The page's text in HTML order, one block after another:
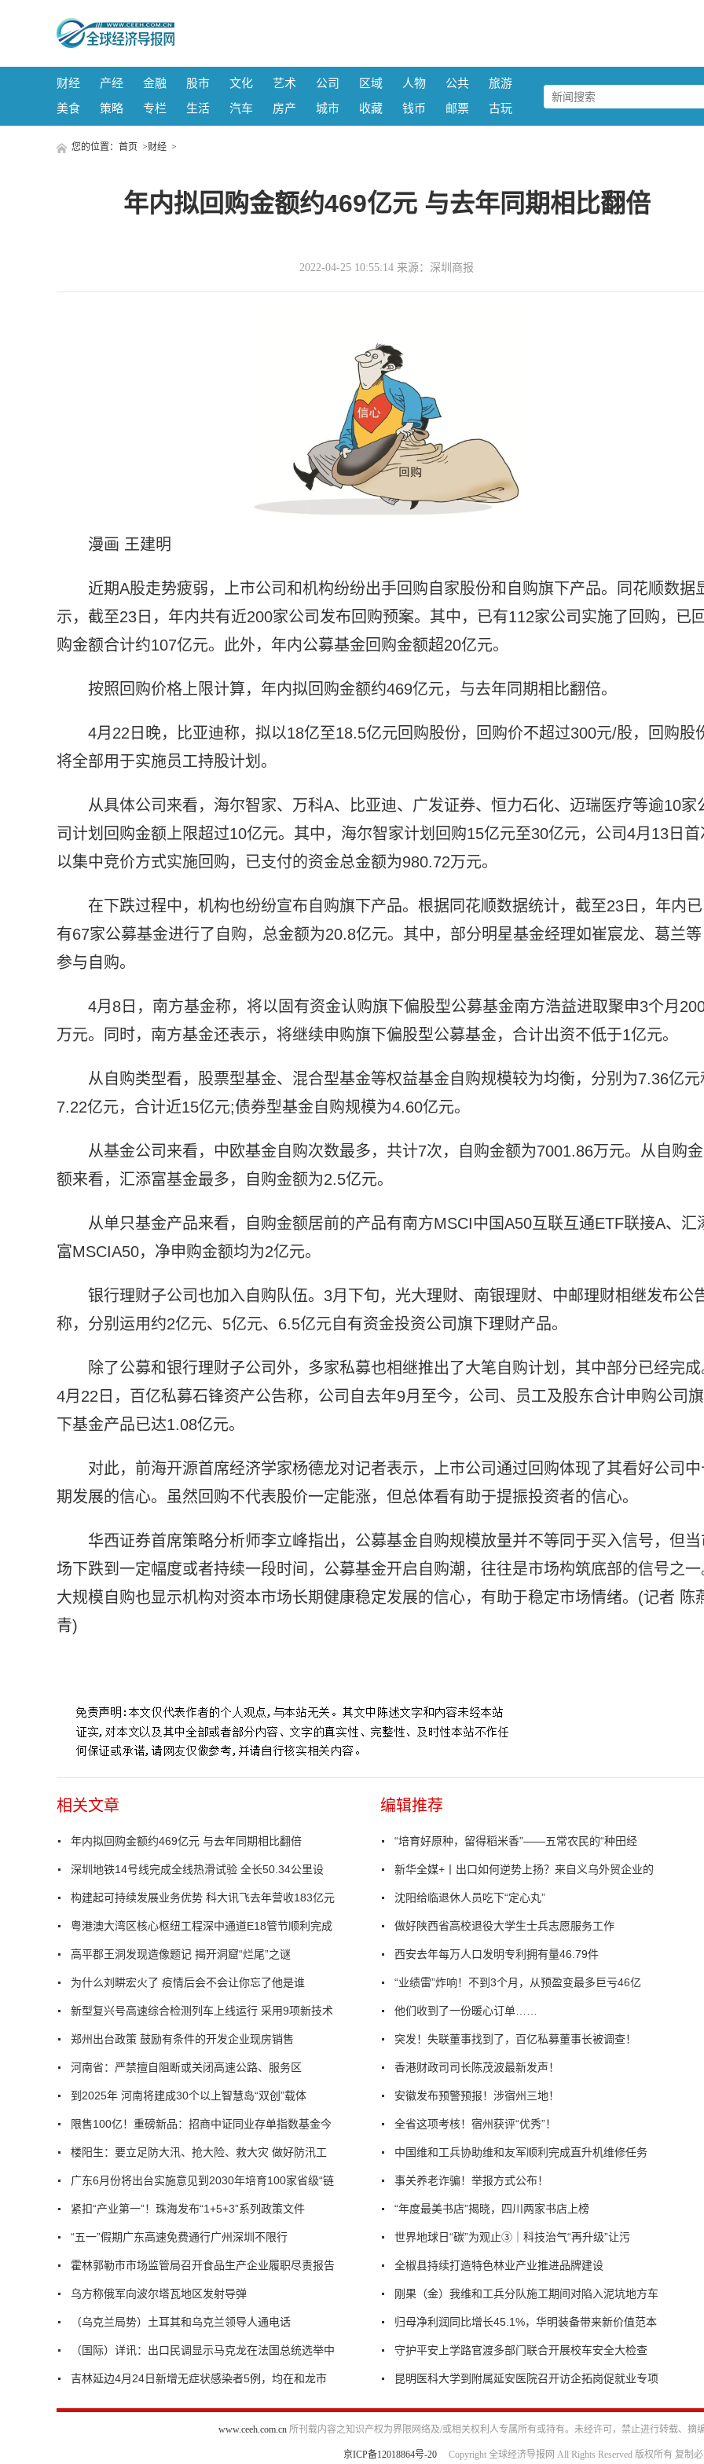
财经 产经 金融 股市 文化 艺术 公司 区域 人物 公共
旅游
美食
策略 专栏 生活 汽车 房产 城市 收藏 钱币 邮票 古玩
您的位置： 首页 >财经 >
年内拟回购金额约469亿元 与去年同期相比翻倍
2022-04-25 10:55:14 来源：深圳商报
漫画 王建明
近期A股走势疲弱，上市公司和机构纷纷出手回购自家股份和自购旗下产品。同花顺数据
示，截至23日，年内共有近200家公司发布回购预案。其中，已有112家公司实施了回购，已回
购金额合计约107亿元。此外，年内公募基金回购金额超20亿元。
按照回购价格上限计算，年内拟回购金额约469亿元，与去年同期相比翻倍。
4月22日晚，比亚迪称，拟以18亿至18.5亿元回购股份，回购价不超过300元/股，回购股
将全部用于实施员工持股计划。
从具体公司来看，海尔智家、万科A、比亚迪、广发证券、恒力石化、迈瑞医疗等逾10家
司计划回购金额上限超过10亿元。其中，海尔智家计划回购15亿元至30亿元，公司4月13日首
以集中竞价方式实施回购，已支付的资金总金额为980.72万元。
在下跌过程中，机构也纷纷宣布自购旗下产品。根据同花顺数据统计，截至23日，年内已
有67家公募基金进行了自购，总金额为20.8亿元。其中，部分明星基金经理如崔宸龙、葛兰等
参与自购。
4月8日，南方基金称，将以固有资金认购旗下偏股型公募基金南方浩益进取聚申3个月
万元。同时，南方基金还表示，将继续申购旗下偏股型公募基金，合计出资不低于1亿元。
从自购类型看，股票型基金、混合型基金等权益基金自购规模较为均衡，分别为7.36亿元
7.22亿元，合计近15亿元;债券型基金自购规模为4.60亿元。
从基金公司来看，中欧基金自购次数最多，共计7次，自购金额为7001.86万元。从自购金
额来看，汇添富基金最多，自购金额为2.5亿元。
从单只基金产品来看，自购金额居前的产品有南方MSCI中国A50互联互通ETF联接A、汇
富MSCIA50，净申购金额均为2亿元。
银行理财子公司也加入自购队伍。3月下旬，光大理财、南银理财、中邮理财相继发布公
称，分别运用约2亿元、5亿元、6.5亿元自有资金投资公司旗下理财产品。
除了公募和银行理财子公司外，多家私募也相继推出了大笔自购计划，其中部分已经完成
4月22日，百亿私募石锋资产公告称，公司自去年9月至今，公司、员工及股东合计申购公司旗
下基金产品已达1.08亿元。
对此，前海开源首席经济学家杨德龙对记者表示，上市公司通过回购体现了其看好公司中
期发展的信心。虽然回购不代表股价一定能涨，但总体看有助于提振投资者的信心。
华西证券首席策略分析师李立峰指出，公募基金自购规模放量并不等同于买入信号，但当
场下跌到一定幅度或者持续一段时间，公募基金开启自购潮，往往是市场构筑底部的信号之一
大规模自购也显示机构对资本市场长期健康稳定发展的信心，有助于稳定市场情绪。(记者 陈
青)
相关文章
年内拟回购金额约469亿元 与去年同期相比翻倍
深圳地铁14号线完成全线热滑试验 全长50.34公里设
构建起可持续发展业务优势 科大讯飞去年营收183亿元
粤港澳大湾区核心枢纽工程深中通道E18管节顺利完成
高平郡王洞发现造像题记 揭开洞窟“烂尾”之谜
为什么刘畊宏火了 疫情后会不会让你忘了他是谁
新型复兴号高速综合检测列车上线运行 采用9项新技术
郑州出台政策 鼓励有条件的开发企业现房销售
河南省：严禁擅自阻断或关闭高速公路、服务区
到2025年 河南将建成30个以上智慧岛“双创”载体
限售100亿！重磅新品：招商中证同业存单指数基金今
楼阳生：要立足防大汛、抢大险、救大灾 做好防汛工
广东6月份将出台实施意见到2030年培育100家省级“链
紧扣“产业第一”！珠海发布“1+5+3”系列政策文件
“五一”假期广东高速免费通行广州深圳不限行
霍林郭勒市市场监管局召开食品生产企业履职尽责报告
乌方称俄军向波尔塔瓦地区发射导弹
（乌克兰局势）土耳其和乌克兰领导人通电话
（国际）详讯：出口民调显示马克龙在法国总统选举中
吉林延边4月24日新增无症状感染者5例，均在和龙市
编辑推荐
“培育好原种，留得稻米香”——五常农民的“种田经
新华全媒+丨出口如何逆势上扬？来自义乌外贸企业的
沈阳给临退休人员吃下“定心丸”
做好陕西省高校退役大学生士兵志愿服务工作
西安去年每万人口发明专利拥有量46.79件
“业绩雷”炸响！不到3个月，从预盈变最多巨亏46亿
他们收到了一份暖心订单……
突发！失联董事找到了，百亿私募董事长被调查！
香港财政司司长陈茂波最新发声！
安徽发布预警预报！涉宿州三地！
全省这项考核！宿州获评“优秀”！
中国维和工兵协助维和友军顺利完成直升机维修任务
事关养老诈骗！举报方式公布！
“年度最美书店”揭晓，四川两家书店上榜
世界地球日“碳”为观止③｜科技治气“再升级”让污
全椒县持续打造特色林业产业推进品牌建设
刚果（金）我维和工兵分队施工期间对陷入泥坑地方车
归母净利润同比增长45.1%，华明装备带来新价值范本
守护平安上学路官渡多部门联合开展校车安全大检查
昆明医科大学到附属延安医院召开访企拓岗促就业专项
www.ceeh.com.cn所刊载内容之知识产权为界限网络及/或相关权利人专属所有或持有。未经许可，禁止进行转载、摘
京ICP备12018864号-20 Copyright 全球经济导报网 All Rights Reserved 版权所有 复制